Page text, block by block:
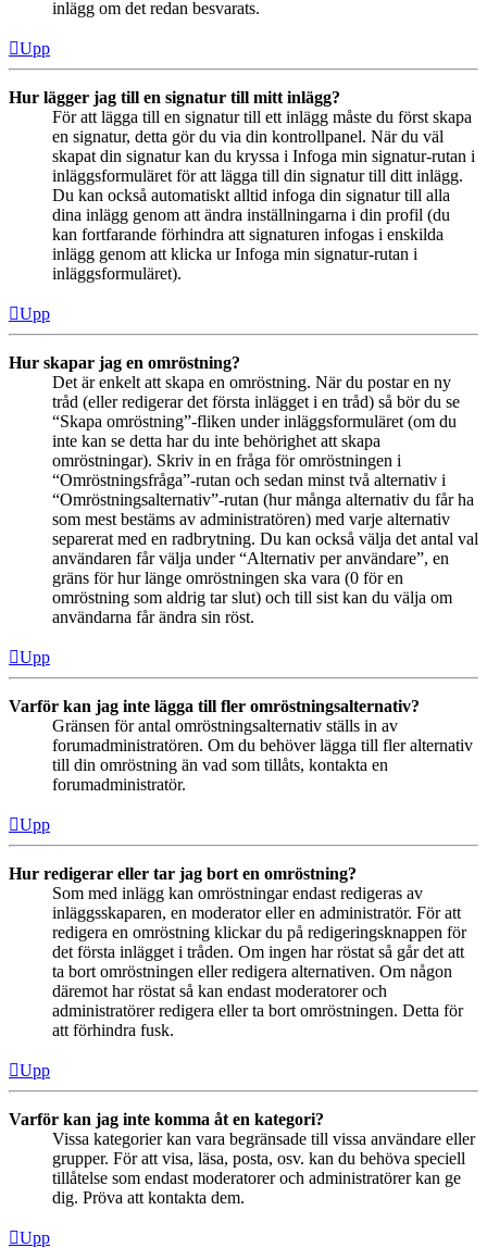
inlägg om det redan besvarats.
Upp
Hur lägger jag till en signatur till mitt inlägg?
För att lägga till en signatur till ett inlägg måste du först skapa
en signatur, detta gör du via din kontrollpanel. När du väl
skapat din signatur kan du kryssa i Infoga min signatur-rutan i
inläggsformuläret för att lägga till din signatur till ditt inlägg.
Du kan också automatiskt alltid infoga din signatur till alla
dina inlägg genom att ändra inställningarna i din profil (du
kan fortfarande förhindra att signaturen infogas i enskilda
inlägg genom att klicka ur Infoga min signatur-rutan i
inläggsformuläret).
Upp
Hur skapar jag en omröstning?
Det är enkelt att skapa en omröstning. När du postar en ny
tråd (eller redigerar det första inlägget i en tråd) så bör du se
“Skapa omröstning”-fliken under inläggsformuläret (om du
inte kan se detta har du inte behörighet att skapa
omröstningar). Skriv in en fråga för omröstningen i
“Omröstningsfråga”-rutan och sedan minst två alternativ i
“Omröstningsalternativ”-rutan (hur många alternativ du får ha
som mest bestäms av administratören) med varje alternativ
separerat med en radbrytning. Du kan också välja det antal val
användaren får välja under “Alternativ per användare”, en
gräns för hur länge omröstningen ska vara (0 för en
omröstning som aldrig tar slut) och till sist kan du välja om
användarna får ändra sin röst.
Upp
Varför kan jag inte lägga till fler omröstningsalternativ?
Gränsen för antal omröstningsalternativ ställs in av
forumadministratören. Om du behöver lägga till fler alternativ
till din omröstning än vad som tillåts, kontakta en
forumadministratör.
Upp
Hur redigerar eller tar jag bort en omröstning?
Som med inlägg kan omröstningar endast redigeras av
inläggsskaparen, en moderator eller en administratör. För att
redigera en omröstning klickar du på redigeringsknappen för
det första inlägget i tråden. Om ingen har röstat så går det att
ta bort omröstningen eller redigera alternativen. Om någon
däremot har röstat så kan endast moderatorer och
administratörer redigera eller ta bort omröstningen. Detta för
att förhindra fusk.
Upp
Varför kan jag inte komma åt en kategori?
Vissa kategorier kan vara begränsade till vissa användare eller
grupper. För att visa, läsa, posta, osv. kan du behöva speciell
tillåtelse som endast moderatorer och administratörer kan ge
dig. Pröva att kontakta dem.
Upp